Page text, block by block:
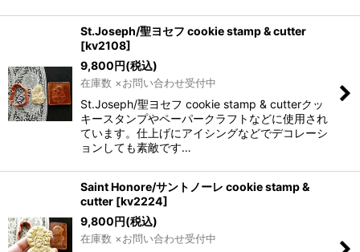
St.Joseph/聖ヨセフ cookie stamp & cutter
[kv2108]
9,800円(税込)
在庫数 ×お問い合わせ受付中
St.Joseph/聖ヨセフ cookie stamp & cutterクッ
キースタンプやペーパークラフトなどに使用され
ています。仕上げにアイシングなどでデコレーシ
ョンしても素敵です…
Saint Honore/サントノーレ cookie stamp &
cutter [kv2224]
9,800円(税込)
在庫数 ×お問い合わせ受付中